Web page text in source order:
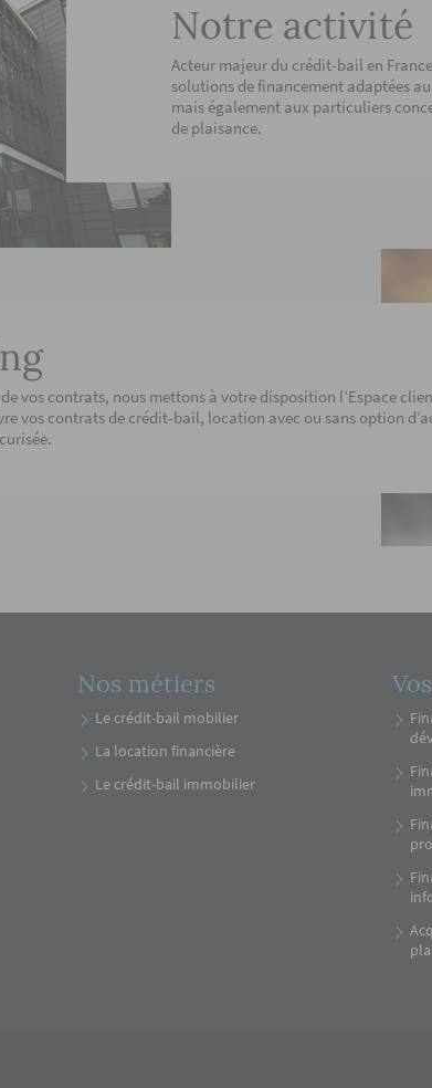
Notre activité
Acteur majeur du crédit-bail en
solutions de financement adaptées
mais également aux particuliers
de plaisance.
vos contrats, nous mettons à votre disposition l’Espace
vos contrats de crédit-bail, location avec ou sans option
Nos métiers
Le crédit-bail mobilier
La location financière
Le crédit-bail immobilier